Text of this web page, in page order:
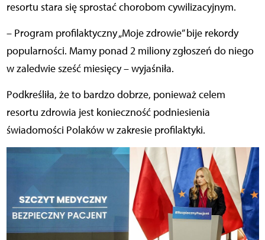
resortu stara się sprostać chorobom cywilizacyjnym.
– Program profilaktyczny „Moje zdrowie” bije rekordy
popularności. Mamy ponad 2 miliony zgłoszeń do niego
w zaledwie sześć miesięcy – wyjaśniła.
Podkreśliła, że to bardzo dobrze, ponieważ celem
resortu zdrowia jest konieczność podniesienia
świadomości Polaków w zakresie profilaktyki.